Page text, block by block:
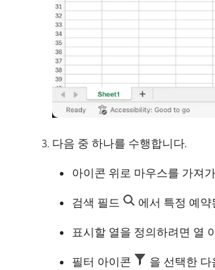
다음 중 하나를 수행합니다.
아이콘 위로 마우스를 가져
검색 필드 에서 특정 예
표시할 열을 정의하려면 열
필터 아이콘 을 선택한 다